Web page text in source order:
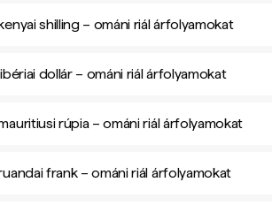
shilling – ománi riál árfolyamokat
dollár – ománi riál árfolyamokat
rúpia – ománi riál árfolyamokat
frank – ománi riál árfolyamokat